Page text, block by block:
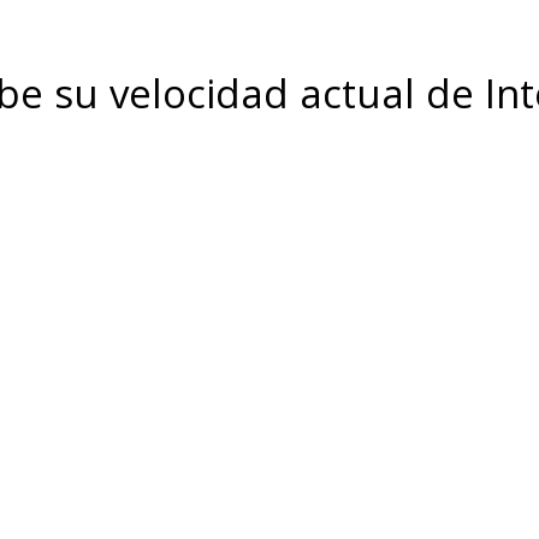
su velocidad actual de